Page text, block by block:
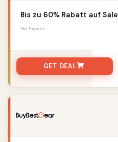
Bis zu 60% Rabatt auf Sale
No Expires
GET DEAL